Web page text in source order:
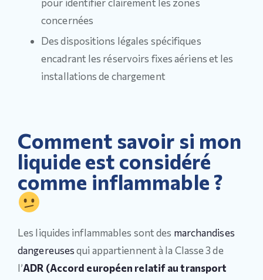
concernées
Des dispositions légales spécifiques
encadrant les réservoirs fixes aériens et les
installations de chargement
Comment savoir si mon
liquide est considéré
comme inflammable ?
Les liquides inflammables sont des marchandises
dangereusesqui appartiennent à la Classe 3 de
l’ADR (Accord européen relatif au transport